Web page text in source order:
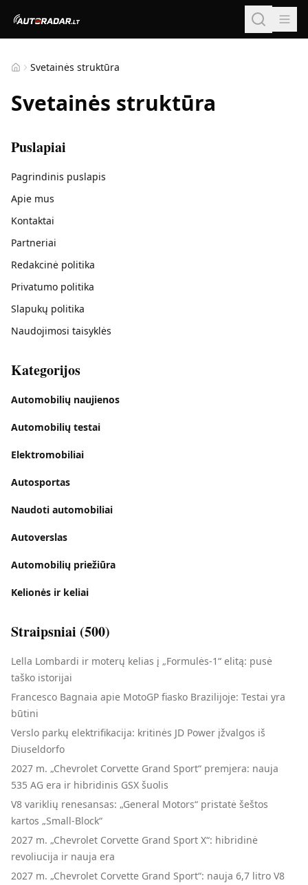
Pagrindinis
Svetainės struktūra
Svetainės struktūra
Puslapiai
Pagrindinis puslapis
Apie mus
Kontaktai
Partneriai
Redakcinė politika
Privatumo politika
Slapukų politika
Naudojimosi taisyklės
Kategorijos
Automobilių naujienos
Automobilių testai
Elektromobiliai
Autosportas
Naudoti automobiliai
Autoverslas
Automobilių priežiūra
Kelionės ir keliai
Straipsniai (500)
Lella Lombardi ir moterų kelias į „Formulės-1“ elitą: pusė
taško istorijai
Francesco Bagnaia apie MotoGP fiasko Brazilijoje: Testai yra
būtini
Verslo parkų elektrifikacija: kritinės JD Power įžvalgos iš
Diuseldorfo
2027 m. „Chevrolet Corvette Grand Sport“ premjera: nauja
535 AG era ir hibridinis GSX šuolis
V8 variklių renesansas: „General Motors“ pristatė šeštos
kartos „Small-Block“
2027 m. „Chevrolet Corvette Grand Sport X“: hibridinė
revoliucija ir nauja era
2027 m. „Chevrolet Corvette Grand Sport“: nauja 6,7 litro V8